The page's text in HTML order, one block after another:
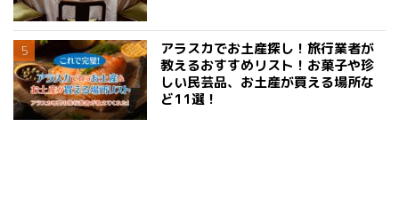
アラスカでお土産探し！旅行業者が
教えるおすすめリスト！お菓子や珍
しい民芸品、お土産が買える場所な
ど11選！